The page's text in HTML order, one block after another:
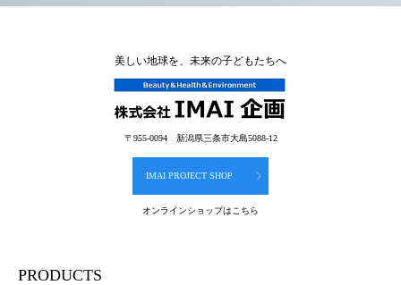
美しい地球を、未来の子どもたちへ
〒955-0094 新潟県三条市大島5088-12
IMAI PROJECT SHOP
オンラインショップはこちら
PRODUCTS